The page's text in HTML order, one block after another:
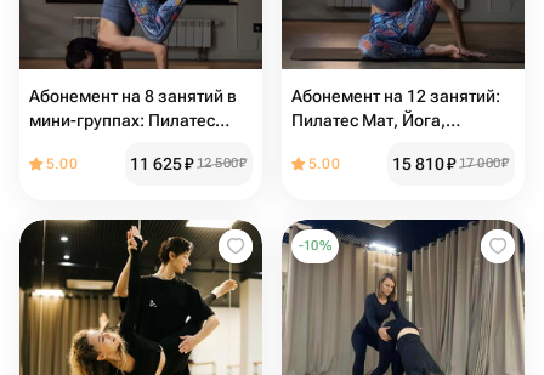
Абонемент на 8 занятий в
мини-группах: Пилатес
студии FlowCore
5.00 11 625₽ 12 500₽
Абонемент на 12 занятий:
Пилатес Мат, Йога,
Ягодицы+пресс в мини-
5.00 15 810₽ 17 000₽
-10%